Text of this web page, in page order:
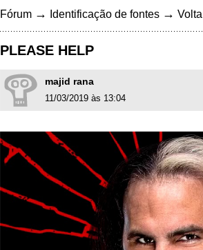
Fórum → Identificação de fontes →
PLEASE HELP
majid rana
11/03/2019 às 13:04